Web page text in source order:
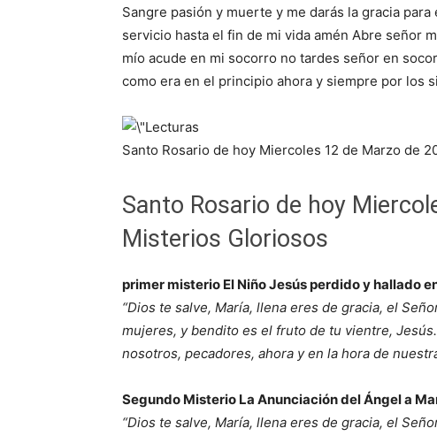
Sangre pasión y muerte y me darás la gracia
servicio hasta el fin de mi vida amén Abre señor
mío acude en mi socorro no tardes señor en
como era en el principio ahora y siempre por los
Santo Rosario de hoy Miercoles 12 de Marzo de
Santo Rosario de hoy
Misterios Gloriosos
primer misterio El Niño Jesús perdido y hallado
“Dios te salve, María, llena eres de gracia, el
mujeres, y bendito es el fruto de tu vientre,
nosotros, pecadores, ahora y en la hora de
Segundo Misterio La Anunciación del Ángel a
“Dios te salve, María, llena eres de gracia, el